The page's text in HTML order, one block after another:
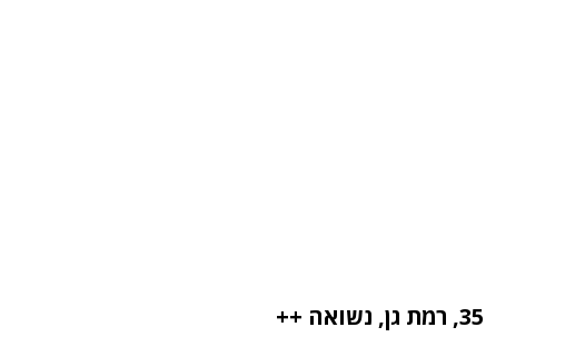
35, רמת גן, נשואה ++